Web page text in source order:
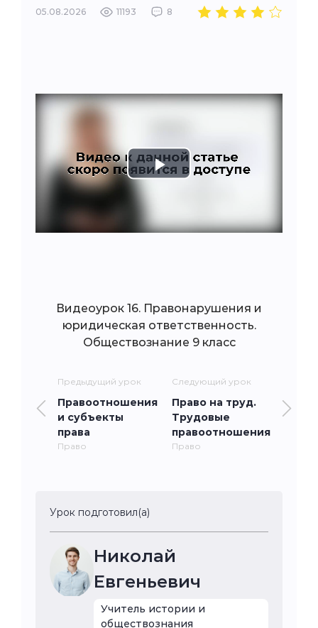
05.08.2026 11193 8
Play
Видеоурок 16. Правонарушения и
юридическая ответственность.
Обществознание 9 класс
Предыдущий урок
Правоотношения
и субъекты
права
Право
Следующий урок
Право на труд.
Трудовые
правоотношения
Право
Урок подготовил(а)
Николай
Евгеньевич
Учитель истории и
обществознания